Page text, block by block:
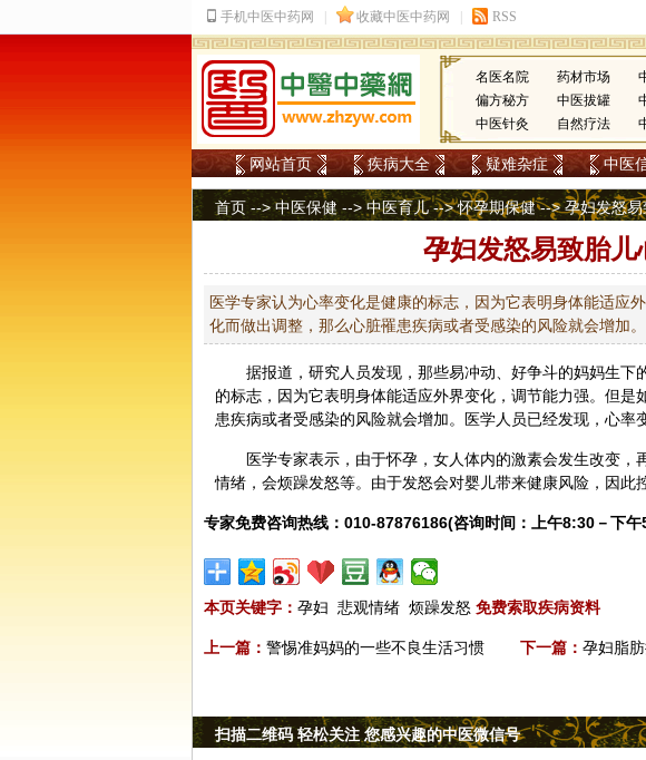
名医名院 药材市场
偏方秘方
中医拔罐
中医针灸
自然疗法
网站首页 疾病大全 疑难杂症 中医
首页 -->中医保健 -->中医育儿-->怀孕期保健--> 孕妇发怒易
孕妇发怒易致胎儿
医学专家认为心率变化是健康的标志，因为它表明身体能适应
化而做出调整，那么心脏罹患疾病或者受感染的风险就会增加。
据报道，研究人员发现，那些易冲动、好争斗的妈妈生
的标志，因为它表明身体能适应外界变化，调节能力强。但
患疾病或者受感染的风险就会增加。医学人员已经发现，心率
医学专家表示，由于怀孕，女人体内的激素会发生改变
情绪，会烦躁发怒等。由于发怒会对婴儿带来健康风险，因此
专家免费咨询热线：010-87876186(咨询时间：上午8:30－下午
本页关键字： 孕妇 悲观情绪 烦躁发怒 免费索取疾病资料
上一篇： 警惕准妈妈的一些不良生活习惯 下一篇： 孕妇脂
扫描二维码 轻松关注 您感兴趣的中医微信号